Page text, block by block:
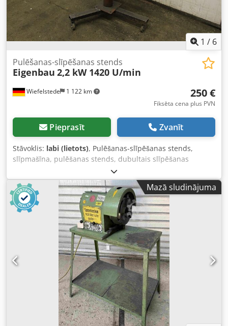
1 / 6
Wiefelstede 1 122 km
Pulēšanas-slīpēšanas stends
Eigenbau 2,2 kW 1420 U/min
250 €
Fiksēta cena plus PVN
Pieprasīt Zvanīt
Stāvoklis: labi (lietots), Pulēšanas-slīpēšanas stends,
slīpmašīna, pulēšanas stends, dubultais slīpēšanas
stends, dubultā slīpmašīna, stacionārā slīpmašīna,
stacionārais slīpēšanas stends - Piedziņa: 2,2 kW -
Apgriezieni: 1420 apgr./min - Uzmontētā birste: 150 mm -
Izmēri: 700/800/H1300 mm - Svars: 73 kg Credpfxod D R
Sxs Ac Tef
Mazā sludinājuma